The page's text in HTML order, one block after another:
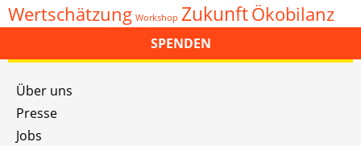
Wertschätzung Workshop ZukunftÖkobilanz
SPENDEN
Über uns
Presse
Jobs